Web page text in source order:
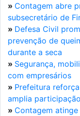
» Contagem abre
subsecretário de
» Defesa Civil
prevenção de
durante a seca
» Segurança,
com empresários
» Prefeitura
amplia
» Contagem